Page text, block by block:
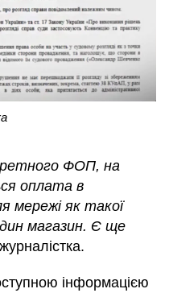
ФОП, на
оплата в
мережі як такої
магазин. Є ще
інформацією